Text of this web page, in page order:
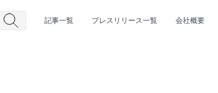
記事一覧 プレスリリース一覧 会社概要